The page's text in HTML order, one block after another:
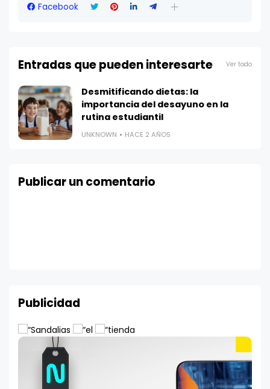
Facebook
Entradas que pueden interesarte Ver todo
Desmitificando dietas: la
importancia del desayuno en la
rutina estudiantil
UNKNOWN HACE 2 AÑOS
Publicar un comentario
Publicidad